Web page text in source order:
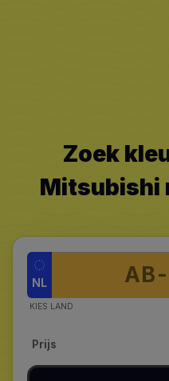
Zoek
Mitsubishi
NL
KIES LAND
Prijs